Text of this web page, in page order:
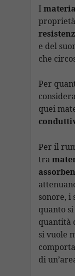
b
o
o
k
ai
l
I
e del
che
Per
quei
Per il
tra
sonore, i
quanto
quantità
si vuole
di